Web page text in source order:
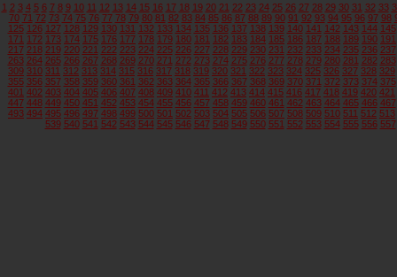
1 2 3 4 5 6 7 8 9 10 11 12 13 14 15 16 17 18 19 20 21 22 23 24 25 26 27 28 29 30 31 32 33
70 71 72 73 74 75 76 77 78 79 80 81 82 83 84 85 86 87 88 89 90 91 92 93 94 95 96 97 98
125 126 127 128 129 130 131 132 133 134 135 136 137 138 139 140 141 142 143 144 145
171 172 173 174 175 176 177 178 179 180 181 182 183 184 185 186 187 188 189 190 191
217 218 219 220 221 222 223 224 225 226 227 228 229 230 231 232 233 234 235 236 237
263 264 265 266 267 268 269 270 271 272 273 274 275 276 277 278 279 280 281 282 283
309 310 311 312 313 314 315 316 317 318 319 320 321 322 323 324 325 326 327 328 329
355 356 357 358 359 360 361 362 363 364 365 366 367 368 369 370 371 372 373 374 375
401 402 403 404 405 406 407 408 409 410 411 412 413 414 415 416 417 418 419 420 421
447 448 449 450 451 452 453 454 455 456 457 458 459 460 461 462 463 464 465 466 467
493 494 495 496 497 498 499 500 501 502 503 504 505 506 507 508 509 510 511 512 513
539 540 541 542 543 544 545 546 547 548 549 550 551 552 553 554 555 556 557